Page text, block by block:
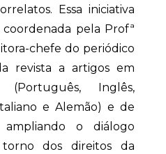
Essa iniciativa
pela Profª
chefe do periódico
revista a artigos em
(Português, Inglês,
e Alemão) e de
ampliando o diálogo
dos direitos da